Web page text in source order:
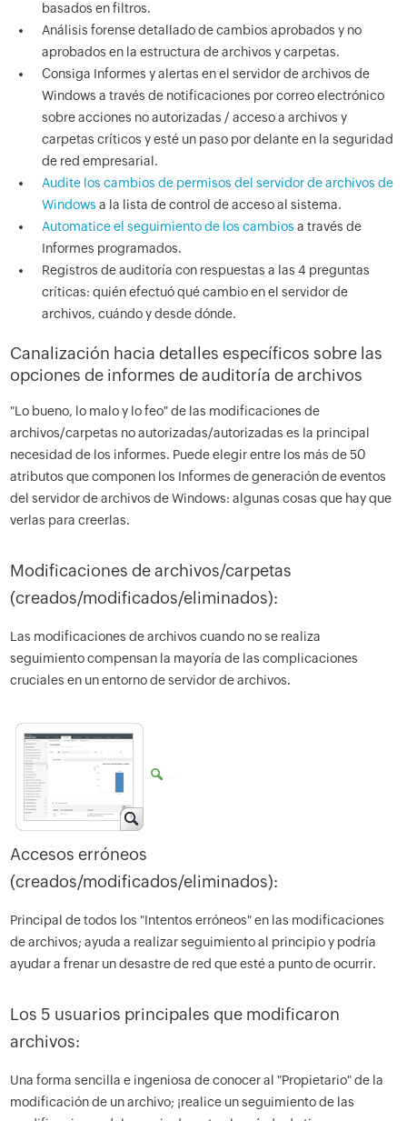
basados en filtros.
Análisis forense detallado de cambios aprobados y no
aprobados en la estructura de archivos y carpetas.
Consiga Informes y alertas en el servidor de archivos de
Windows a través de notificaciones por correo electrónico
sobre acciones no autorizadas / acceso a archivos y
carpetas críticos y esté un paso por delante en la seguridad
de red empresarial.
Audite los cambios de permisos del servidor de archivos de
Windows a la lista de control de acceso al sistema.
Automatice el seguimiento de los cambios a través de
Informes programados.
Registros de auditoría con respuestas a las 4 preguntas
críticas: quién efectuó qué cambio en el servidor de
archivos, cuándo y desde dónde.
Canalización hacia detalles específicos sobre las
opciones de informes de auditoría de archivos
"Lo bueno, lo malo y lo feo" de las modificaciones de
archivos/carpetas no autorizadas/autorizadas es la principal
necesidad de los informes. Puede elegir entre los más de 50
atributos que componen los Informes de generación de eventos
del servidor de archivos de Windows: algunas cosas que hay que
verlas para creerlas.
Modificaciones de archivos/carpetas
(creados/modificados/eliminados):
Las modificaciones de archivos cuando no se realiza
seguimiento compensan la mayoría de las complicaciones
cruciales en un entorno de servidor de archivos.
Accesos erróneos
(creados/modificados/eliminados):
Principal de todos los "Intentos erróneos" en las modificaciones
de archivos; ayuda a realizar seguimiento al principio y podría
ayudar a frenar un desastre de red que esté a punto de ocurrir.
Los 5 usuarios principales que modificaron
archivos:
Una forma sencilla e ingeniosa de conocer al "Propietario" de la
modificación de un archivo; ¡realice un seguimiento de las